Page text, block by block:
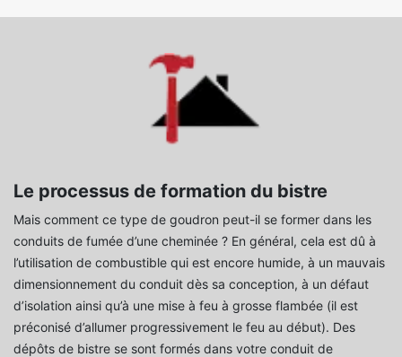
Le processus de formation du bistre
Mais comment ce type de goudron peut-il se former dans les
conduits de fumée d’une cheminée ? En général, cela est dû à
l’utilisation de combustible qui est encore humide, à un mauvais
dimensionnement du conduit dès sa conception, à un défaut
d’isolation ainsi qu’à une mise à feu à grosse flambée (il est
préconisé d’allumer progressivement le feu au début). Des
dépôts de bistre se sont formés dans votre conduit de